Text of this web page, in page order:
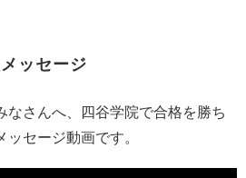
ッセージ
なさんへ、四谷学院で合格を勝ち
セージ動画です。